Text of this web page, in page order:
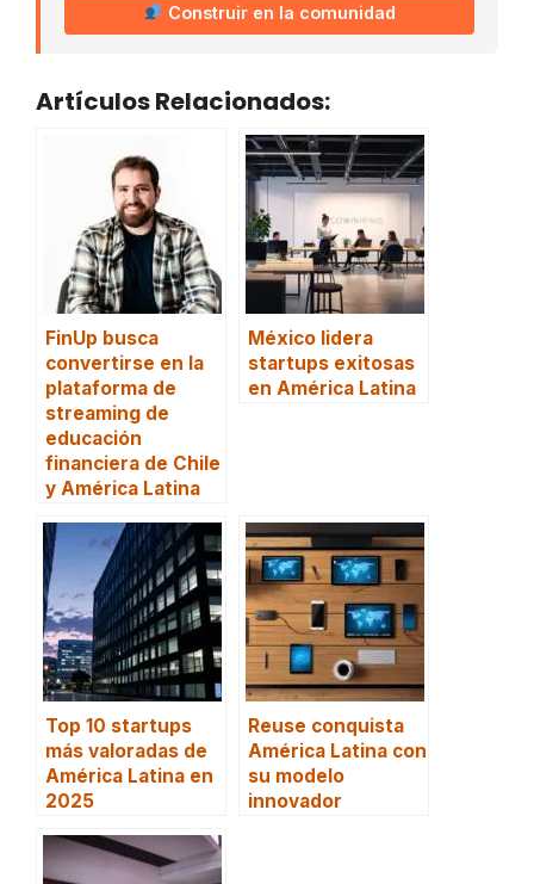
Construir en la comunidad
Artículos Relacionados:
FinUp busca
convertirse en la
plataforma de
streaming de
educación
financiera de Chile
y América Latina
México lidera
startups exitosas
en América Latina
Top 10 startups
más valoradas de
América Latina en
2025
Reuse conquista
América Latina con
su modelo
innovador